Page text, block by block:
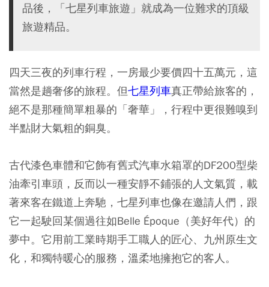
品後，「七星列車旅遊」就成為一位難求的頂級
旅遊精品。
四天三夜的列車行程，一房最少要價四十五萬元，這
當然是趟奢侈的旅程。但七星列車真正帶給旅客的，
絕不是那種簡單粗暴的「奢華」，行程中更很難嗅到
半點財大氣粗的銅臭。
古代漆色車體和它飾有舊式汽車水箱罩的DF200型柴
油牽引車頭，反而以一種安靜不鋪張的人文氣質，載
著來客在鐵道上奔馳，七星列車也像在邀請人們，跟
它一起駛回某個過往如Belle Époque（美好年代）的
夢中。它用前工業時期手工職人的匠心、九州原生文
化，和獨特暖心的服務，溫柔地擁抱它的客人。